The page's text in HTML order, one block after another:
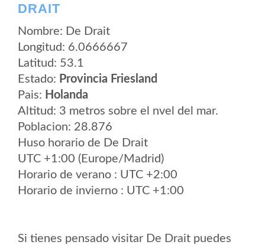
DRAIT
Nombre: De Drait
Longitud: 6.0666667
Latitud: 53.1
Estado: Provincia Friesland
Pais: Holanda
Altitud: 3 metros sobre el nvel del mar.
Poblacion: 28.876
Huso horario de De Drait
UTC +1:00 (Europe/Madrid)
Horario de verano : UTC +2:00
Horario de invierno : UTC +1:00
Si tienes pensado visitar De Drait puedes